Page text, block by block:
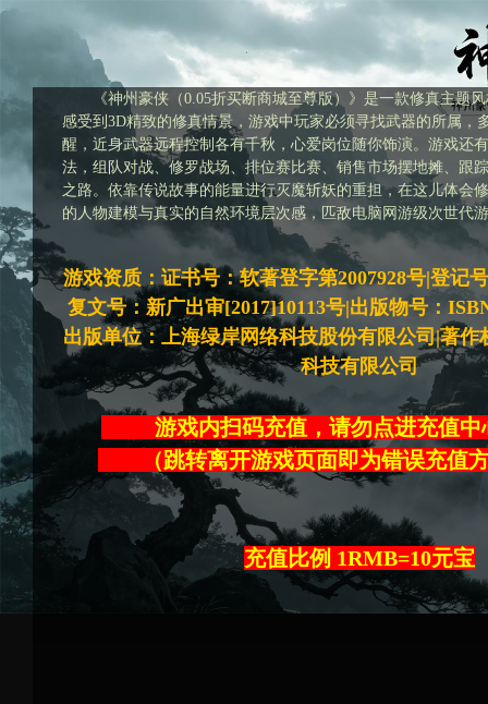
《神州豪侠（0.05折买断商城至尊版）》是一款修真主题
感受到3D精致的修真情景，游戏中玩家必须寻找武器的所属，
醒，近身武器远程控制各有千秋，心爱岗位随你饰演。游戏还
法，组队对战、修罗战场、排位赛比赛、销售市场摆地摊、跟
之路。依靠传说故事的能量进行灭魔斩妖的重担，在这儿体会
的人物建模与真实的自然环境层次感，匹敌电脑网游级次世代
游戏资质：证书号：软著登字第2007928号|登记
复文号：新广出审[2017]10113号|出版物号：
出版单位：上海绿岸网络科技股份有限公司|著作
科技有限公司
游戏内扫码充值，请勿点进充
（跳转离开游戏页面即为错误
充值比例 1RMB=10元宝